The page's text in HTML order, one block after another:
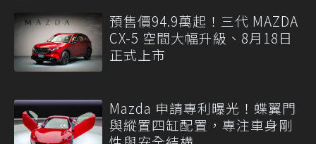
預售價94.9萬起！三代 MAZDA
CX-5 空間大幅升級、8月18日
正式上市
Mazda 申請專利曝光！蝶翼門
與縱置四缸配置，專注車身剛